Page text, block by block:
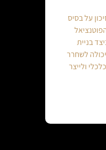
על בסיס
בניית
לשחרר
ולייצר